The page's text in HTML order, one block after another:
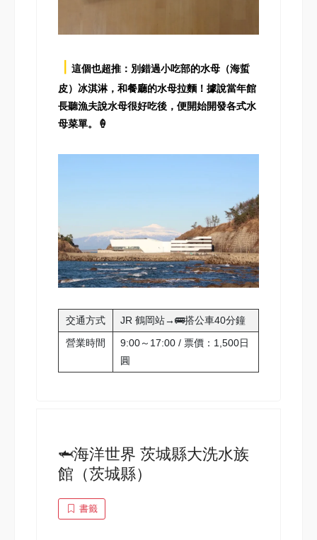
這個也超推：別錯過小吃部的水母（海蜇
皮）冰淇淋，和餐廳的水母拉麵！據說當年館
長聽漁夫說水母很好吃後，便開始開發各式水
母菜單。🍦
交通方式
JR 鶴岡站→🚌搭公車40分鐘
營業時間
9:00～17:00 / 票價：1,500日
圓
🦈海洋世界 茨城縣大洗水族
館（茨城縣）
書籤